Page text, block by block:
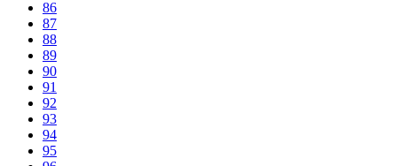
86
87
88
89
90
91
92
93
94
95